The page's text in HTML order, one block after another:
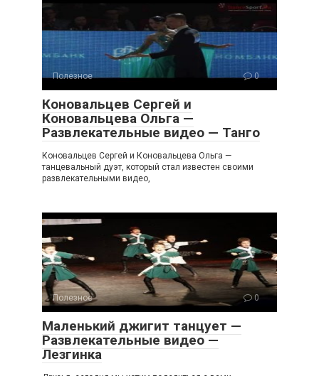
Полезное 0
Коновальцев Сергей и
Коновальцева Ольга —
Развлекательные видео — Танго
Коновальцев Сергей и Коновальцева Ольга —
танцевальный дуэт, который стал известен своими
развлекательными видео,
Полезное 0
Маленький джигит танцует —
Развлекательные видео —
Лезгинка